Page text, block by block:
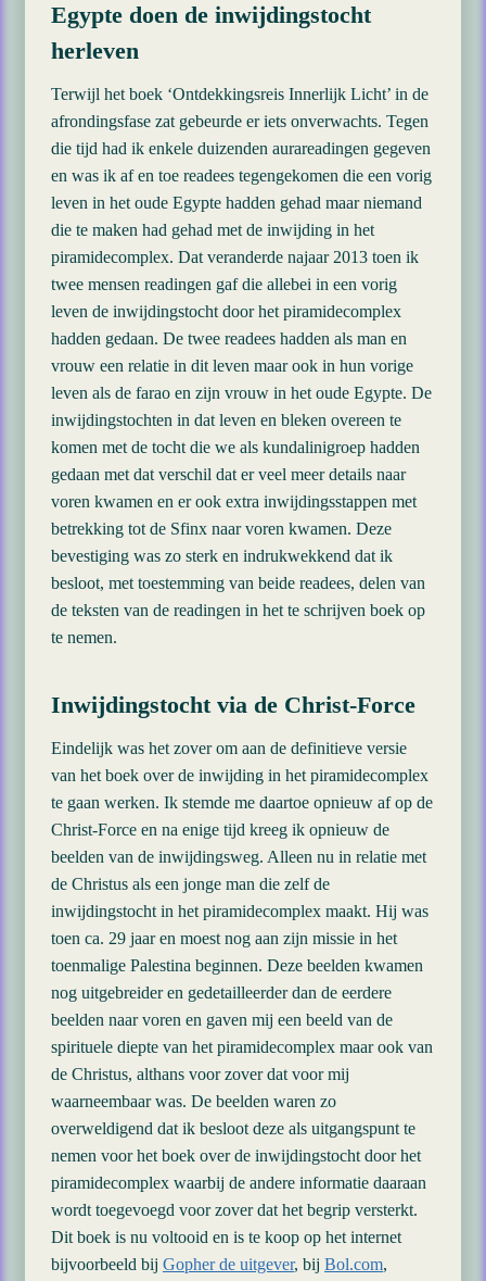
Egypte doen de inwijdingstocht
herleven
Terwijl het boek ‘Ontdekkingsreis Innerlijk Licht’ in de
afrondingsfase zat gebeurde er iets onverwachts. Tegen
die tijd had ik enkele duizenden aurareadingen gegeven
en was ik af en toe readees tegengekomen die een vorig
leven in het oude Egypte hadden gehad maar niemand
die te maken had gehad met de inwijding in het
piramidecomplex. Dat veranderde najaar 2013 toen ik
twee mensen readingen gaf die allebei in een vorig
leven de inwijdingstocht door het piramidecomplex
hadden gedaan. De twee readees hadden als man en
vrouw een relatie in dit leven maar ook in hun vorige
leven als de farao en zijn vrouw in het oude Egypte. De
inwijdingstochten in dat leven en bleken overeen te
komen met de tocht die we als kundalinigroep hadden
gedaan met dat verschil dat er veel meer details naar
voren kwamen en er ook extra inwijdingsstappen met
betrekking tot de Sfinx naar voren kwamen. Deze
bevestiging was zo sterk en indrukwekkend dat ik
besloot, met toestemming van beide readees, delen van
de teksten van de readingen in het te schrijven boek op
te nemen.
Inwijdingstocht via de Christ-Force
Eindelijk was het zover om aan de definitieve versie
van het boek over de inwijding in het piramidecomplex
te gaan werken. Ik stemde me daartoe opnieuw af op de
Christ-Force en na enige tijd kreeg ik opnieuw de
beelden van de inwijdingsweg. Alleen nu in relatie met
de Christus als een jonge man die zelf de
inwijdingstocht in het piramidecomplex maakt. Hij was
toen ca. 29 jaar en moest nog aan zijn missie in het
toenmalige Palestina beginnen. Deze beelden kwamen
nog uitgebreider en gedetailleerder dan de eerdere
beelden naar voren en gaven mij een beeld van de
spirituele diepte van het piramidecomplex maar ook van
de Christus, althans voor zover dat voor mij
waarneembaar was. De beelden waren zo
overweldigend dat ik besloot deze als uitgangspunt te
nemen voor het boek over de inwijdingstocht door het
piramidecomplex waarbij de andere informatie daaraan
wordt toegevoegd voor zover dat het begrip versterkt.
Dit boek is nu voltooid en is te koop op het internet
bijvoorbeeld bij Gopher de uitgever, bij Bol.com,